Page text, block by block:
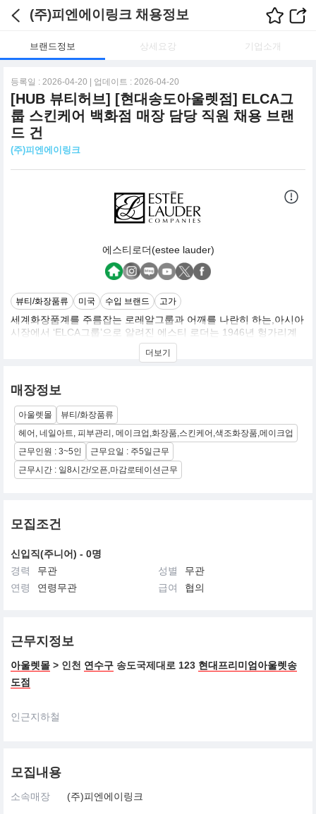
(주)피엔에이링크 채용정보
브랜드정보 상세요강 기업소개
등록일 : 2026-04-20 | 업데이트 : 2026-04-20
[HUB 뷰티허브] [현대송도아울렛점] ELCA그
룹 스킨케어 백화점 매장 담당 직원 채용 브랜
드 건
(주)피엔에이링크
에스티로더(estee lauder)
뷰티/화장품류 미국 수입 브랜드 고가
세계화장품계를 주름잡는 로레알그룹과 어깨를 나란히 하는,아시아
시장에서 ‘ELCA그룹’으로 알려진 에스티 로더는 1946년 헝가리계
유대인 에스티 로더가 미국 뉴욕에서 세운 기업. ‘우리가 만나는 모
든 이에게 최고의 제품과 서비스를 선사한다’는 경영 철학을 내세워
티 로더, 랩시리즈, 크리니크, 오리진스, 라메르, 달팡, 맥, 바비브라
운, 아베다, 조말론, 톰포드 뷰티, 글램글로우, 르라보 등 13개 브랜
드가 수입되고 있다
더보기
매장정보
아울렛몰
뷰티/화장품류
헤어, 네일아트, 피부관리, 메이크업,화장품,스킨케어,색조화장품,메이크업
근무인원 : 3~5인
근무요일 : 주5일근무
근무시간 : 일8시간/오픈,마감로테이션근무
모집조건
신입직(주니어) - 0명
경력
무관 성별
무관
연령
연령무관 급여 협의
근무지정보
아울렛몰 > 인천 연수구 송도국제대로 123 현대프리미엄아울렛송
도점
인근지하철
모집내용
소속매장 (주)피엔에이링크